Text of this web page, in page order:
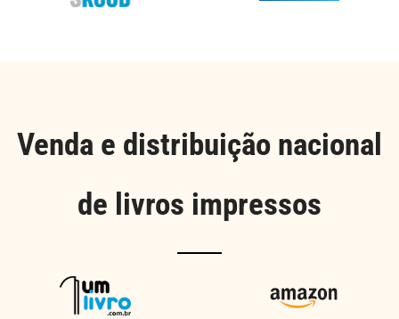
Venda e distribuição nacional
de livros impressos